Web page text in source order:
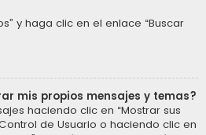
y haga clic en el enlace “Buscar
mis propios mensajes y temas?
haciendo clic en “Mostrar sus
de Usuario o haciendo clic en